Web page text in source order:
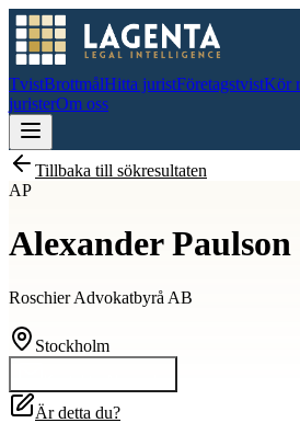
TvistBrottmålHitta juristFöretagstvistKör
juristerOm oss
Tillbaka till sökresultaten
AP
Alexander Paulson
Roschier Advokatbyrå AB
Stockholm
Är detta du?